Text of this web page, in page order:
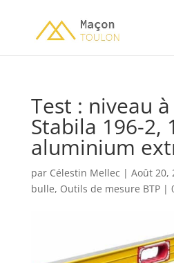
Test : niveau
Stabila 196-2,
aluminium
par Célestin Mellec | Août 20,
bulle, Outils de mesure BTP|